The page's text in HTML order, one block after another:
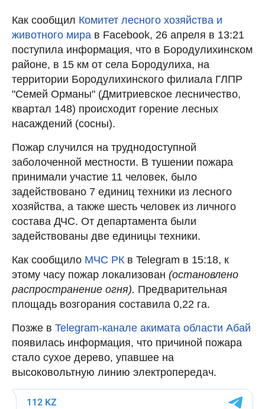
Как сообщил Комитет лесного хозяйства и
животного мира в Facebook, 26 апреля в 13:21
поступила информация, что в Бородулихинском
районе, в 15 км от села Бородулиха, на
территории Бородулихинского филиала ГЛПР
"Семей Орманы" (Дмитриевское лесничество,
квартал 148) происходит горение лесных
насаждений (сосны).
Пожар случился на труднодоступной
заболоченной местности. В тушении пожара
принимали участие 11 человек, было
задействовано 7 единиц техники из лесного
хозяйства, а также шесть человек из личного
состава ДЧС. От департамента были
задействованы две единицы техники.
Как сообщило МЧС РК в Telegram в 15:18, к
этому часу пожар локализован (остановлено
распространение огня). Предварительная
площадь возгорания составила 0,22 га.
Позже в Telegram-канале акимата области Абай
появилась информация, что причиной пожара
стало сухое дерево, упавшее на
высоковольтную линию электропередач.